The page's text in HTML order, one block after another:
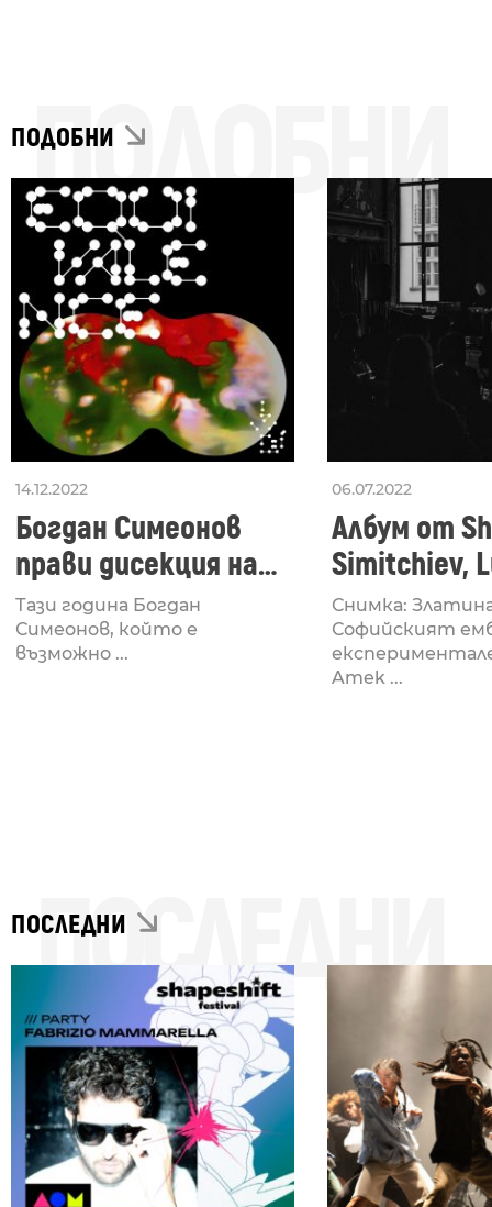
ПОДОБНИ
ПОДОБНИ
14.12.2022
Богдан Симеонов
прави дисекция на
дебюта си
Equivalence
Тази година Богдан
Симеонов, който е
възможно ...
06.07.2022
Албум от
Simitchiev,
Palimpsest
Снимка:
Софийският
Amek ...
ПОСЛЕДНИ
ПОСЛЕДНИ